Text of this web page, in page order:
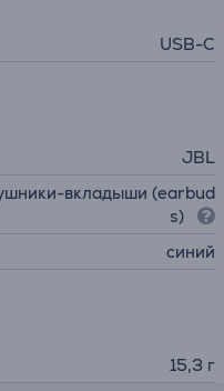
USB-C
JBL
вкладыши (earbud
s)
синий
15,3 г